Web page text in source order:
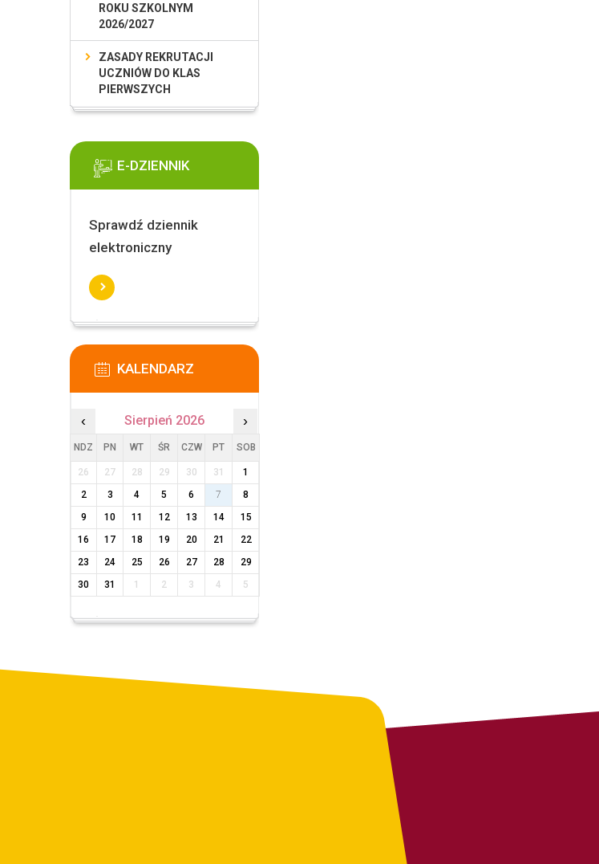
ROKU SZKOLNYM
2026/2027
ZASADY REKRUTACJI
UCZNIÓW DO KLAS
PIERWSZYCH
E-DZIENNIK
Sprawdź dziennik
elektroniczny
KALENDARZ
‹ Sierpień 2026 ›
NDZ PN WT ŚR CZW PT SOB
26 27 28 29 30 31
1
2
3 4 5 6 7
8
9
10 11 12 13 14
15
16
17 18 19 20 21
22
23
24 25 26 27 28
29
30
31 1 2 3 4 5